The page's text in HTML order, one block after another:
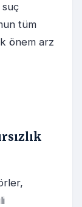
tüm
önem arz